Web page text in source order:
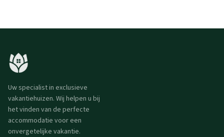
Uw specialist in exclusieve
vakantiehuizen. Wij helpen u bij
het vinden van de perfecte
accommodatie voor een
onvergetelijke vakantie.